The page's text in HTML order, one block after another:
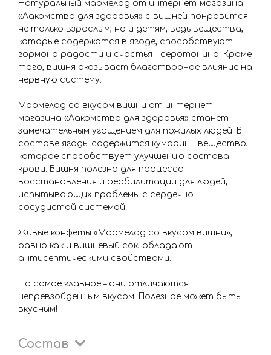
Натуральный мармелад от интернет-магазина
«Лакомства для здоровья» с вишней понравится
не только взрослым, но и детям, ведь вещества,
которые содержатся в ягоде, способствуют
гормона радости и счастья – серотонина. Кроме
того, вишня оказывает благотворное влияние на
нервную систему.
Мармелад со вкусом вишни от интернет-
магазина «Лакомства для здоровья» станет
замечательным угощением для пожилых людей. В
составе ягоды содержится кумарин – вещество,
которое способствует улучшению состава
крови. Вишня полезна для процесса
восстановления и реабилитации для людей,
испытывающих проблемы с сердечно-
сосудистой системой.
Живые конфеты «Мармелад со вкусом вишни»,
равно как и вишневый сок, обладают
антисептическими свойствами.
Но самое главное – они отличаются
непревзойденным вкусом. Полезное может быть
вкусным!
Состав